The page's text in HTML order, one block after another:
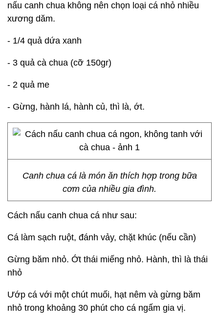
nấu canh chua không nên chọn loại cá nhỏ nhiều
xương dăm.
- 1/4 quả dứa xanh
- 3 quả cà chua (cỡ 150gr)
- 2 quả me
- Gừng, hành lá, hành củ, thì là, ớt.
Canh chua cá là món ăn thích hợp trong bữa
cơm của nhiều gia đình.
Cách nấu canh chua cá như sau:
Cá làm sạch ruột, đánh vảy, chặt khúc (nếu cần)
Gừng băm nhỏ. Ớt thái miếng nhỏ. Hành, thì là thái
nhỏ
Ướp cá với một chút muối, hạt nêm và gừng băm
nhỏ trong khoảng 30 phút cho cá ngấm gia vị.